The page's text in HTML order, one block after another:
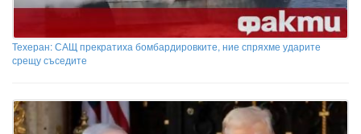
Техеран: САЩ прекратиха бомбардировките, ние спряхме ударите
срещу съседите